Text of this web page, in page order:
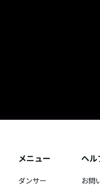
メニュー
ダンサー
ヘル
お問